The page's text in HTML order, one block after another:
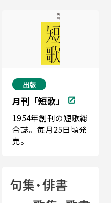
出版
月刊「短歌」
1954年創刊の短歌総
合誌。毎月25日頃発
売。